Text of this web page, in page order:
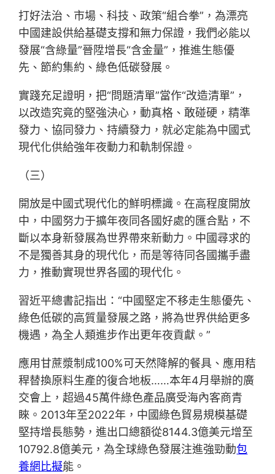
打好法治、市場、科技、政策“組合拳”，為漂亮
中國建設供給基礎支撐和無力保證，我們必能以
發展“含綠量”晉陞增長“含金量”，推進生態優
先、節約集約、綠色低碳發展。
實踐充足證明，把“問題清單”當作“改造清單”，
以改造究竟的堅強決心，動真格、敢碰硬，精準
發力、協同發力、持續發力，就必定能為中國式
現代化供給強年夜動力和軌制保證。
（三）
開放是中國式現代化的鮮明標識。在高程度開放
中，中國努力于擴年夜同各國好處的匯合點，不
斷以本身新發展為世界帶來新動力。中國尋求的
不是獨善其身的現代化，而是等待同各國攜手盡
力，推動實現世界各國的現代化。
習近平總書記指出：“中國堅定不移走生態優先、
綠色低碳的高質量發展之路，將為世界供給更多
機遇，為全人類進步作出更年夜貢獻。”
應用甘蔗漿制成100%可天然降解的餐具、應用秸
稈替換原料生產的復合地板……本年4月舉辦的廣
交會上，超過45萬件綠色產品廣受海內客商青
睞。2013年至2022年，中國綠色貿易規模基礎
堅持增長態勢，進出口總額從8144.3億美元增至
10792.8億美元，為全球綠色發展注進強勁動包
養網比擬能。